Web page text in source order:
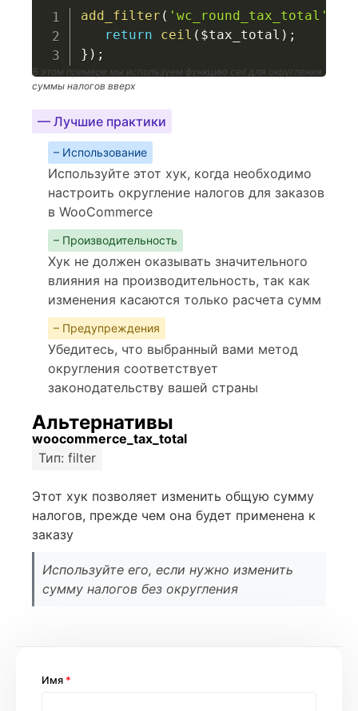
add_filter ( 'wc_round_tax_total'
return
ceil ( $tax_total ) ;
} ) ;
В этом примере мы используем функцию ceil для округления
суммы налогов вверх
— Лучшие практики
– Использование
Используйте этот хук, когда необходимо
настроить округление налогов для заказов
в WooCommerce
– Производительность
Хук не должен оказывать значительного
влияния на производительность, так как
изменения касаются только расчета сумм
– Предупреждения
Убедитесь, что выбранный вами метод
округления соответствует
законодательству вашей страны
Альтернативы
woocommerce_tax_total
Тип: filter
Этот хук позволяет изменить общую сумму
налогов, прежде чем она будет применена к
заказу
Используйте его, если нужно изменить
сумму налогов без округления
Имя *